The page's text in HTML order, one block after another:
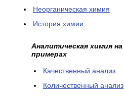
Неорганическая химия
История химии
Аналитическая химия на
примерах
Качественный анализ
Количественный анализ